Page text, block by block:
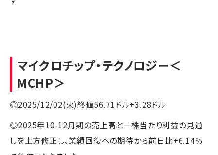
マイクロチップ・テクノロジー＜
MCHP＞
◎2025/12/02(火)終値56.71ドル+3.28ドル
◎2025年10-12月期の売上高と一株当たり利益の見通
しを上方修正し、業績回復への期待から前日比+6.14％